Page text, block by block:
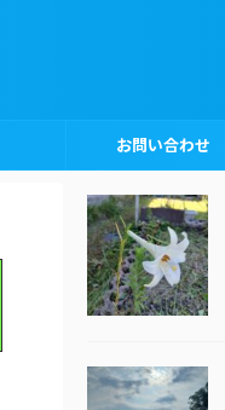
お問い合わせ